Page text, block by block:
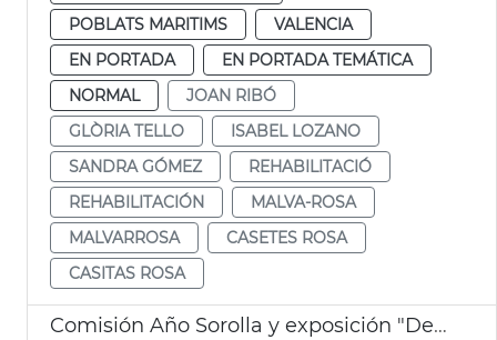
POBLATS MARITIMS
VALENCIA
EN PORTADA
EN PORTADA TEMÁTICA
NORMAL
JOAN RIBÓ
GLÒRIA TELLO
ISABEL LOZANO
SANDRA GÓMEZ
REHABILITACIÓ
REHABILITACIÓN
MALVA-ROSA
MALVARROSA
CASETES ROSA
CASITAS ROSA
Comisión Año Sorolla y exposición "De la foscor a la llum"